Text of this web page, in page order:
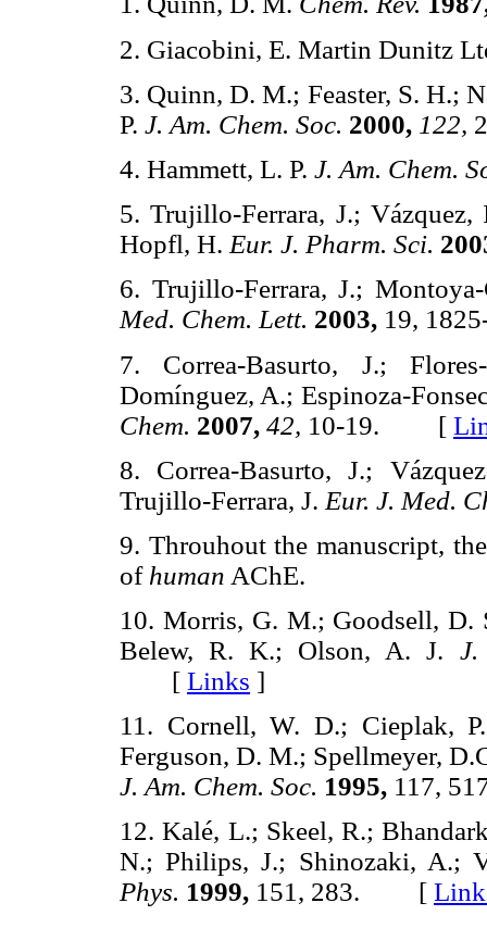
2. Giacobini, E. Martin Dunitz
3. Quinn, D. M.; Feaster, S. H.;
P. J. Am. Chem. Soc. 2000, 122,
4. Hammett, L. P. J. Am. Chem.
5. Trujillo-Ferrara, J.;
Hopfl, H. Eur. J. Pharm. Sci.
6. Trujillo-Ferrara, J.;
Med. Chem. Lett. 2003, 19,
7. Correa-Basurto, J.;
Domínguez, A.; Espinoza-
Chem. 2007, 42, 10-19. [
8. Correa-Basurto, J.;
Trujillo-Ferrara, J. Eur. J. Med.
9. Throuhout the manuscript,
of human AChE.
10. Morris, G. M.; Goodsell, D.
Belew, R. K.; Olson, A. J. J.
[ Links ]
11. Cornell, W. D.; Cieplak,
Ferguson, D. M.; Spellmeyer,
J. Am. Chem. Soc. 1995, 117,
12. Kalé, L.; Skeel, R.;
N.; Philips, J.; Shinozaki, A.;
Phys. 1999, 151, 283. [